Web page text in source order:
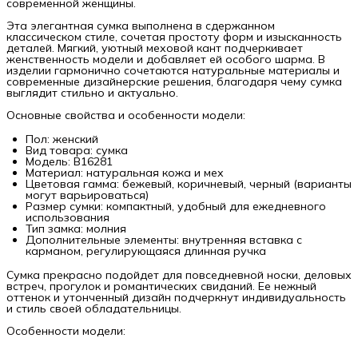
современной женщины.
Эта элегантная сумка выполнена в сдержанном
классическом стиле, сочетая простоту форм и изысканность
деталей. Мягкий, уютный меховой кант подчеркивает
женственность модели и добавляет ей особого шарма. В
изделии гармонично сочетаются натуральные материалы и
современные дизайнерские решения, благодаря чему сумка
выглядит стильно и актуально.
Основные свойства и особенности модели:
Пол: женский
Вид товара: сумка
Модель: B16281
Материал: натуральная кожа и мех
Цветовая гамма: бежевый, коричневый, черный (варианты
могут варьироваться)
Размер сумки: компактный, удобный для ежедневного
использования
Тип замка: молния
Дополнительные элементы: внутренняя вставка с
карманом, регулирующаяся длинная ручка
Сумка прекрасно подойдет для повседневной носки, деловых
встреч, прогулок и романтических свиданий. Ее нежный
оттенок и утонченный дизайн подчеркнут индивидуальность
и стиль своей обладательницы.
Особенности модели: